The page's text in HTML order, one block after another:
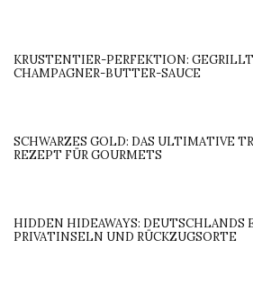
KRUSTENTIER-PERFEKTION:
CHAMPAGNER-BUTTER-SAUCE
SCHWARZES GOLD: DAS ULTIMATIVE
REZEPT FÜR GOURMETS
HIDDEN HIDEAWAYS: DEUTSCHLANDS
PRIVATINSELN UND RÜCKZUGSORTE